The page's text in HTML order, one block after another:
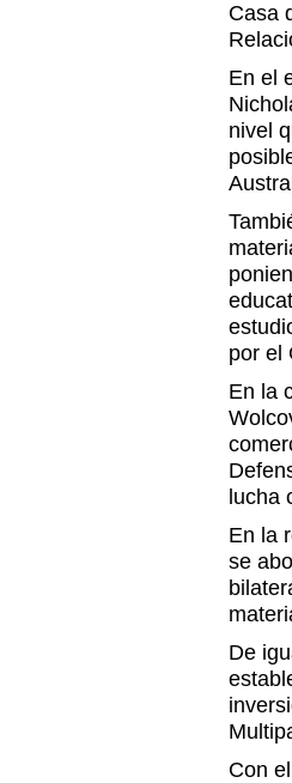
Casa
En el
nivel
por el
En la
lucha
En la
se
De
Con